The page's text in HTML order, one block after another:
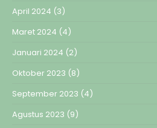
April 2024 (3)
Maret 2024 (4)
Januari 2024 (2)
Oktober 2023 (8)
September 2023 (4)
Agustus 2023 (9)